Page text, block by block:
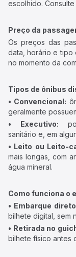
escolhido.
Preço da
Os preços das
data, horário e tipo
no momento da
Tipos de ônibus
• Convencional:
geralmente
• Executivo:
sanitário e, em
• Leito ou Leito-
mais longas, com
água mineral.
Como funciona o
• Embarque
bilhete digital, sem
• Retirada no
bilhete físico antes